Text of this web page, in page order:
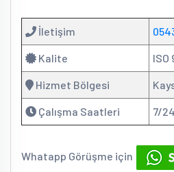
İletişim
Kalite ISO
Hizmet Bölgesi
Çalışma Saatleri 7/
Whatapp Görüşme için